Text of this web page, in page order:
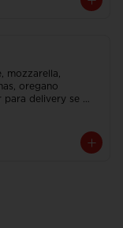
mozzarella,
oregano
para delivery se